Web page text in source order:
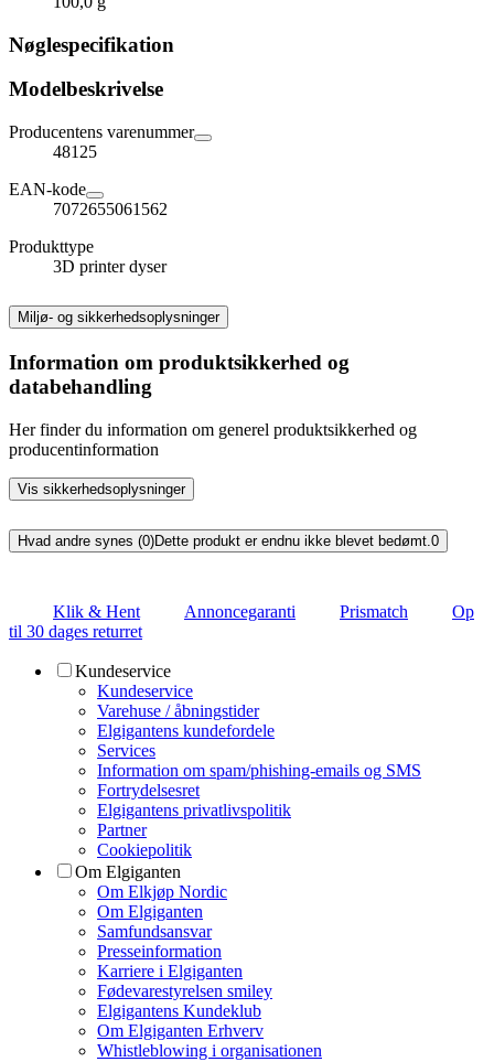
Nøglespecifikation
Modelbeskrivelse
Producentens varenummer
48125
EAN-kode
7072655061562
Produkttype
3D printer dyser
Miljø- og sikkerhedsoplysninger
Information om produktsikkerhed og
databehandling
Her finder du information om generel produktsikkerhed og
producentinformation
Vis sikkerhedsoplysninger
Hvad andre synes (0)Dette produkt er endnu ikke blevet bedømt. 0
Klik & Hent Annoncegaranti Prismatch
Op
til 30 dages returret
Kundeservice
Kundeservice
Varehuse / åbningstider
Elgigantens kundefordele
Services
Information om spam/phishing-emails og SMS
Fortrydelsesret
Elgigantens privatlivspolitik
Partner
Cookiepolitik
Om Elgiganten
Om Elkjøp Nordic
Om Elgiganten
Samfundsansvar
Presseinformation
Karriere i Elgiganten
Fødevarestyrelsen smiley
Elgigantens Kundeklub
Om Elgiganten Erhverv
Whistleblowing i organisationen